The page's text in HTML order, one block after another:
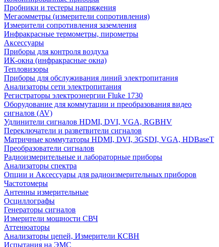
Пробники и тестеры напряжения
Мегаомметры (измерители сопротивления)
Измерители сопротивления заземления
Инфракрасные термометры, пирометры
Аксессуары
Приборы для контроля воздуха
ИК-окна (инфракрасные окна)
Тепловизоры
Приборы для обслуживания линий электропитания
Анализаторы сети электропитания
Регистраторы электроэнергии Fluke 1730
Оборудование для коммутации и преобразования видео
сигналов (AV)
Удлинители сигналов HDMI, DVI, VGA, RGBHV
Переключатели и разветвители сигналов
Матричные коммутаторы HDMI, DVI, 3GSDI, VGA, HDBaseT
Преобразователи сигналов
Радиоизмерительные и лабораторные приборы
Анализаторы спектра
Опции и Аксессуары для радиоизмерительных приборов
Частотомеры
Антенны измерительные
Осциллографы
Генераторы сигналов
Измерители мощности СВЧ
Аттенюаторы
Анализаторы цепей, Измерители КСВН
Испытания на ЭМС